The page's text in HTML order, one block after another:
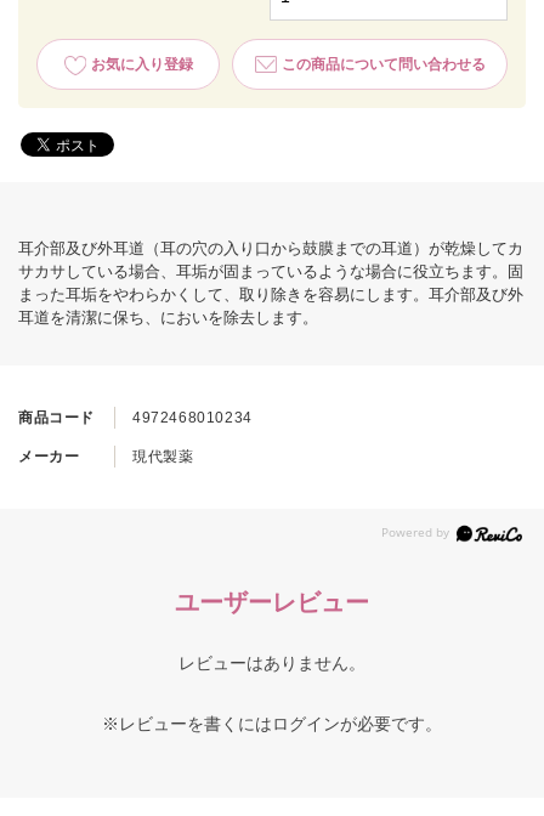
お気に入り登録 この商品について問い合わせる
商品コード 4972468010234
メーカー 現代製薬
耳介部及び外耳道（耳の穴の入り口から鼓膜までの耳道）が乾燥してカ
サカサしている場合、耳垢が固まっているような場合に役立ちます。固
まった耳垢をやわらかくして、取り除きを容易にします。耳介部及び外
耳道を清潔に保ち、においを除去します。
ユーザーレビュー
レビューはありません。
※レビューを書くにはログインが必要です。